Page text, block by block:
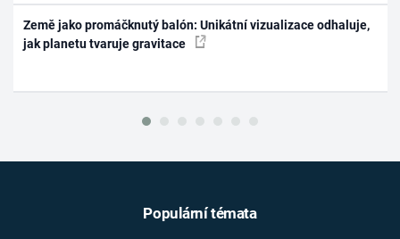
Země jako promáčknutý balón: Unikátní vizualizace odhaluje,
jak planetu tvaruje gravitace
Populární témata